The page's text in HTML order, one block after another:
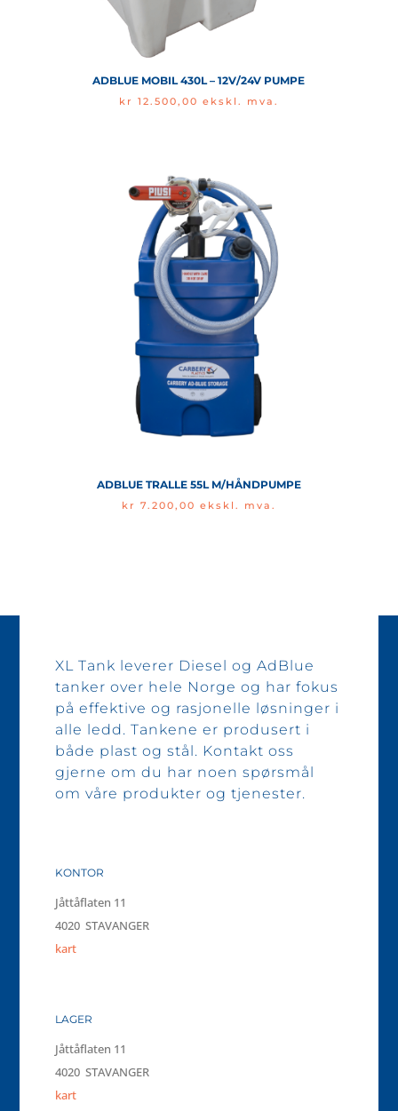
ADBLUE MOBIL 430L – 12V/24V PUMPE
kr 12.500,00 ekskl. mva.
ADBLUE TRALLE 55L M/HÅNDPUMPE
kr 7.200,00 ekskl. mva.
XL Tank leverer Diesel og AdBlue
tanker over hele Norge og har fokus
på effektive og rasjonelle løsninger i
alle ledd. Tankene er produsert i
både plast og stål. Kontakt oss
gjerne om du har noen spørsmål
om våre produkter og tjenester.
KONTOR
Jåttåflaten 11
4020 STAVANGER
kart
LAGER
Jåttåflaten 11
4020 STAVANGER
kart